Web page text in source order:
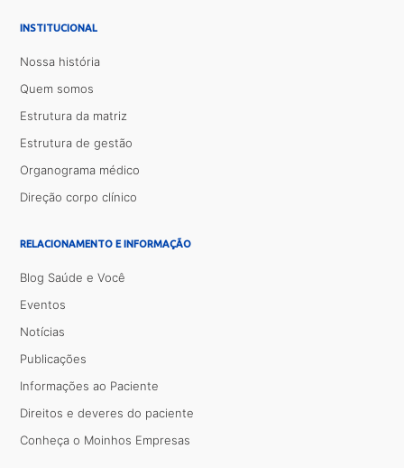
INSTITUCIONAL
Nossa história
Quem somos
Estrutura da matriz
Estrutura de gestão
Organograma médico
Direção corpo clínico
RELACIONAMENTO E INFORMAÇÃO
Blog Saúde e Você
Eventos
Notícias
Publicações
Informações ao Paciente
Direitos e deveres do paciente
Conheça o Moinhos Empresas